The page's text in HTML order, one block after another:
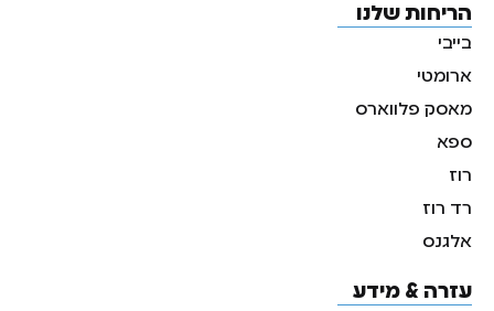
הריחות שלנו
בייבי
ארומטי
מאסק פלווארס
ספא
רוז
רד רוז
אלגנס
עזרה & מידע